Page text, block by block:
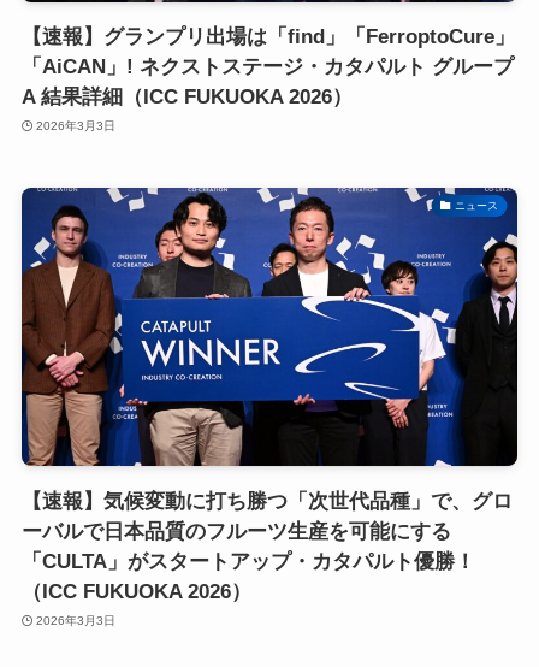
【速報】グランプリ出場は「find」「FerroptoCure」
「AiCAN」! ネクストステージ・カタパルト グループ
A 結果詳細（ICC FUKUOKA 2026）
2026年3月3日
ニュース
【速報】気候変動に打ち勝つ「次世代品種」で、グロ
ーバルで日本品質のフルーツ生産を可能にする
「CULTA」がスタートアップ・カタパルト優勝！
（ICC FUKUOKA 2026）
2026年3月3日